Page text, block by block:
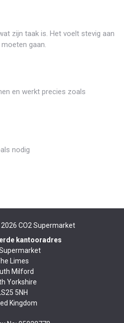
zijn taak is. Het voelt stevig aan
gaan.
en werkt precies zoals
nodig
CO2 Supermarket
kantooradres
Limes
Milford
Yorkshire
LS25 5NH
Kingdom